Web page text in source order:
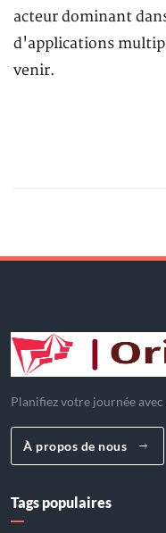
acteur dominant
d'applications
venir.
Planifiez votre journée
À propos de nous
Tags populaires